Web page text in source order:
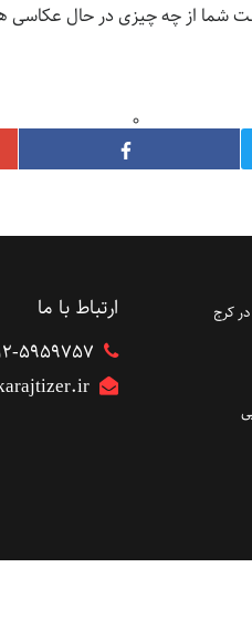
از چه چیزی در حال عکاسی
کرج
ارتباط با ما
۰۹۱۲-